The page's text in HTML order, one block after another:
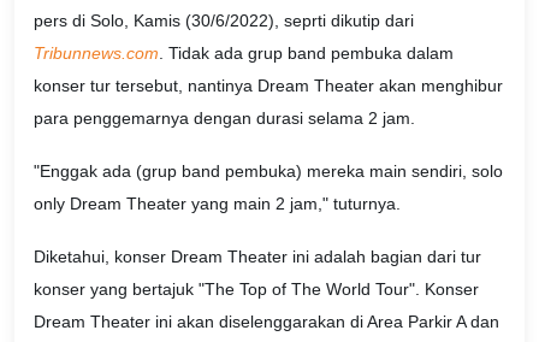
pers di Solo, Kamis (30/6/2022), seprti dikutip dari
Tribunnews.com. Tidak ada grup band pembuka dalam
konser tur tersebut, nantinya Dream Theater akan menghibur
para penggemarnya dengan durasi selama 2 jam.
"Enggak ada (grup band pembuka) mereka main sendiri, solo
only Dream Theater yang main 2 jam," tuturnya.
Diketahui, konser Dream Theater ini adalah bagian dari tur
konser yang bertajuk "The Top of The World Tour". Konser
Dream Theater ini akan diselenggarakan di Area Parkir A dan